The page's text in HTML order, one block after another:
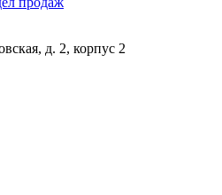
д. 2, корпус 2